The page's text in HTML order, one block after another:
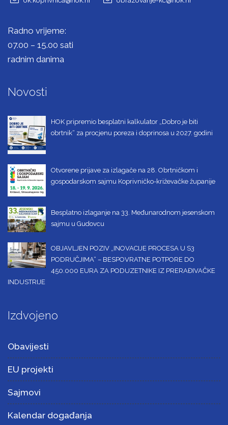
Radno vrijeme:
07.00 – 15.00 sati
radnim danima
Novosti
HOK pripremio besplatni kalkulator „Dobro je biti
obrtnik“ za procjenu poreza i doprinosa u 2027. godini
Otvorene prijave za izlagače na 28. Obrtničkom i
gospodarskom sajmu Koprivničko-križevačke županije
Besplatno izlaganje na 33. Međunarodnom jesenskom
sajmu u Gudovcu
OBJAVLJEN POZIV „INOVACIJE PROCESA U S3
PODRUČJIMA“ – BESPOVRATNE POTPORE DO
450.000 EURA ZA PODUZETNIKE IZ PRERAĐIVAČKE
INDUSTRIJE
Izdvojeno
Obavijesti
EU projekti
Sajmovi
Kalendar događanja